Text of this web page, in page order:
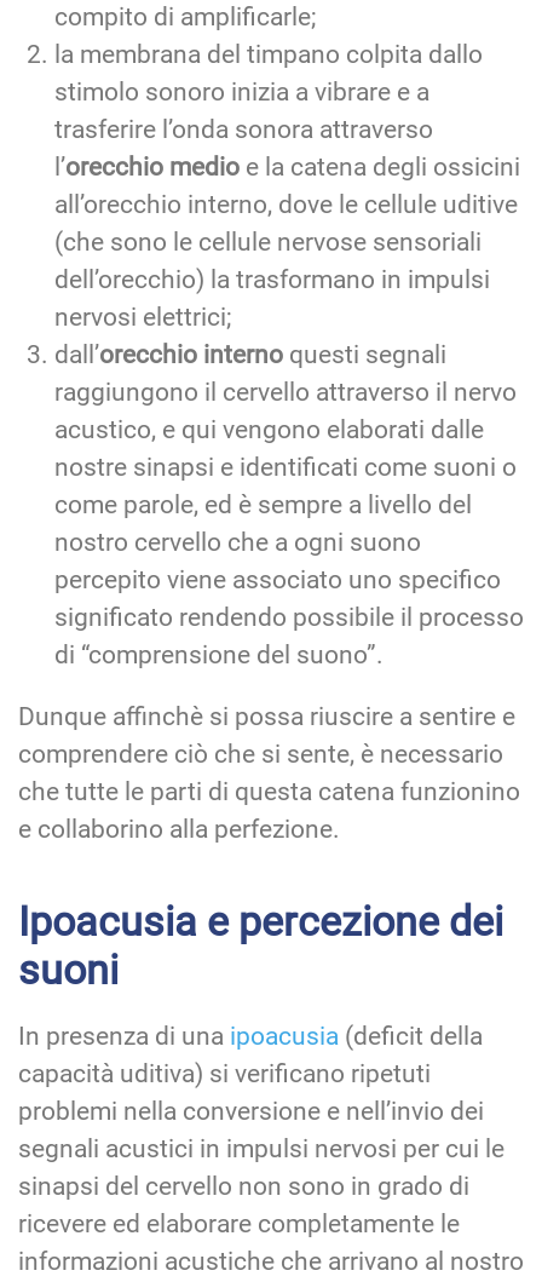
compito di amplificarle;
la membrana del timpano colpita dallo
stimolo sonoro inizia a vibrare e a
trasferire l’onda sonora attraverso
l’orecchio medio e la catena degli ossicini
all’orecchio interno, dove le cellule uditive
(che sono le cellule nervose sensoriali
dell’orecchio) la trasformano in impulsi
nervosi elettrici;
dall’orecchio interno questi segnali
raggiungono il cervello attraverso il nervo
acustico, e qui vengono elaborati dalle
nostre sinapsi e identificati come suoni o
come parole, ed è sempre a livello del
nostro cervello che a ogni suono
percepito viene associato uno specifico
significato rendendo possibile il processo
di “comprensione del suono”.
Dunque affinchè si possa riuscire a sentire e
comprendere ciò che si sente, è necessario
che tutte le parti di questa catena funzionino
e collaborino alla perfezione.
Ipoacusia e percezione dei
suoni
In presenza di una ipoacusia (deficit della
capacità uditiva) si verificano ripetuti
problemi nella conversione e nell’invio dei
segnali acustici in impulsi nervosi per cui le
sinapsi del cervello non sono in grado di
ricevere ed elaborare completamente le
informazioni acustiche che arrivano al nostro